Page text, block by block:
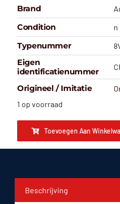
Brand
Condition
n
Typenummer
Eigen
identificatienummer
Origineel / Imitatie
1 op voorraad
Toevoegen Aan
Beschrijving